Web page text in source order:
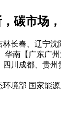
碳市场
长春、辽宁沈
华南【广东广
川成都、贵州
境部 国家能